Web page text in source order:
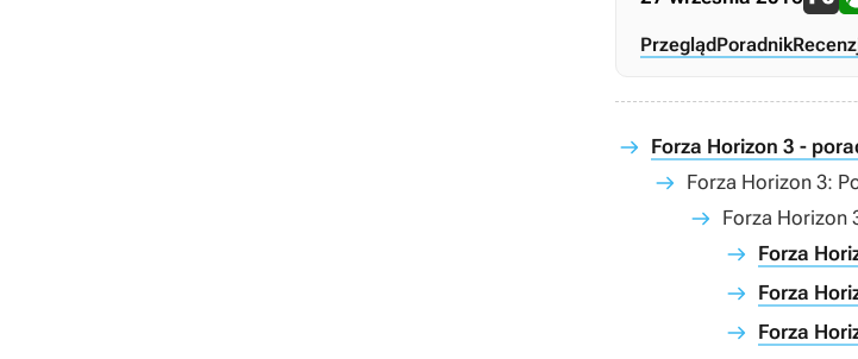
PrzeglądPoradnik
Forza Horizon 3 -
Forza Horizon 3:
Forza Horizon
Forza
Forza
Forza